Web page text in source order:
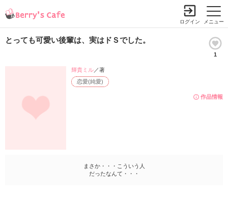
メニュー
ログイン
とっても可愛い後輩は、実はドＳでした。
1
作品情報
恋愛(純愛)
輝貴ミル／著
まさか・・・こういう人
だったなんて・・・